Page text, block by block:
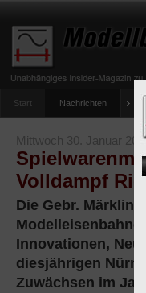
Start Nachrichten
umfrage-viessmann-
Mittwoch 30. Januar
Volldampf
Die Gebr. Märklin
Innovationen,
diesjährigen
Zuwächsen im